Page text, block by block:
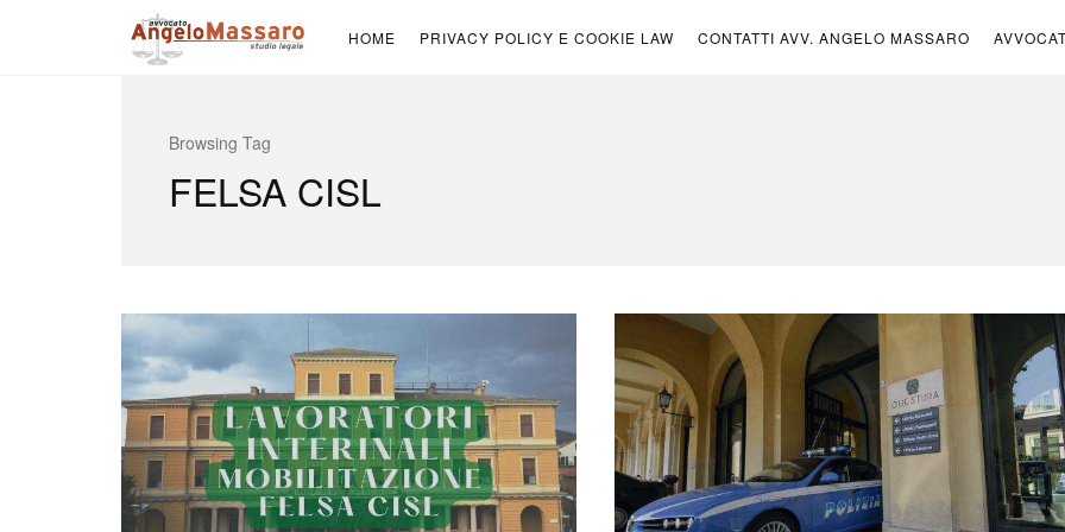
HOME PRIVACY POLICY E COOKIE LAW CONTATTI AVV. ANGELO MASSARO
Browsing Tag
FELSA CISL